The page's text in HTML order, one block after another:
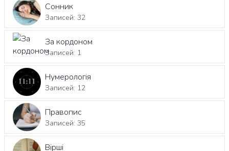
Сонник
Записей: 32
За кордоном
Записей: 1
Нумерологія
Записей: 12
Правопис
Записей: 35
Вірші